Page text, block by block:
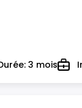
3 moisType